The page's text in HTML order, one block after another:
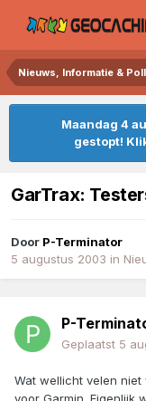
Nieuws, Informatie &
Maandag 4
gestopt!
GarTrax:
Door P-Terminator
5 augustus 2003 in
P-
Geplaatst 5
Wat wellicht velen